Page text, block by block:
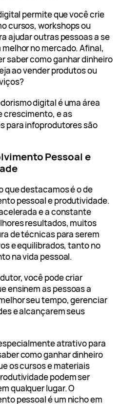
permite que você crie
cursos, workshops ou
ajudar outras pessoas a se
no mercado. Afinal,
saber como ganhar dinheiro
ao vender produtos ou
digital é uma área
crescimento, e as
para infoprodutores são
Pessoal e
que destacamos é o de
pessoal e produtividade.
e a constante
resultados, muitos
de técnicas para serem
e equilibrados, tanto no
na vida pessoal.
você pode criar
ensinem as pessoas a
seu tempo, gerenciar
e alcançarem seus
atrativo para
como ganhar dinheiro
os cursos e materiais
podem ser
qualquer lugar. O
pessoal é um nicho em